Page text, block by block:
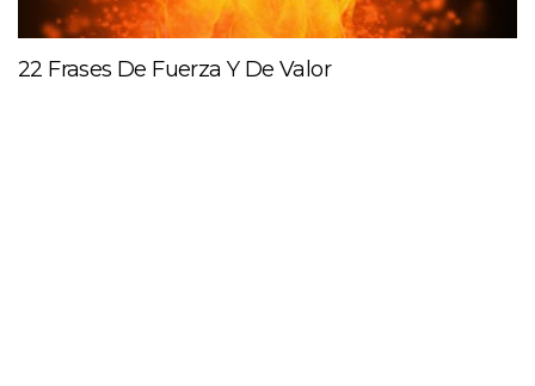
22 Frases De Fuerza Y De Valor